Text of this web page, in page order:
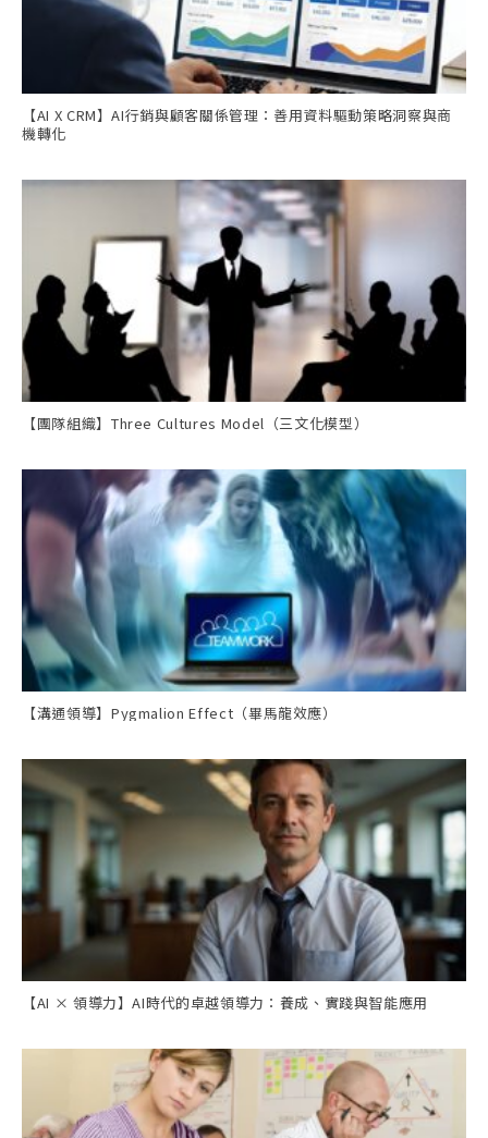
【AI X CRM】AI行銷與顧客關係管理：善用資料驅動策略洞察與商
機轉化
【團隊組織】Three Cultures Model（三文化模型）
【溝通領導】Pygmalion Effect（畢馬龍效應）
【AI × 領導力】AI時代的卓越領導力：養成、實踐與智能應用